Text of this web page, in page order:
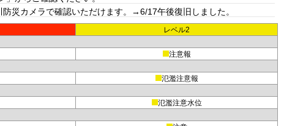
災カメラで確認いただけます。→6/17午後復旧しました。
レベル2
注意報
氾濫注意報
氾濫注意水位